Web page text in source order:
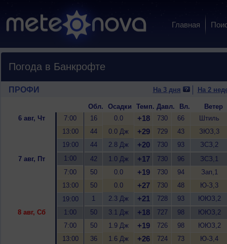
Главная
Погода в Банкрофте
ПРОФИ На 3 дня На 2
Обл. Осадки Темп. Давл. Вл.
Ветер
6 авг, Чт
7:00 16 0.0 +18 730 66
Штиль
13:00
44 0.0 Дж +29 729 43
ЗЮЗ,3
19:00
44 2.8 Дж +20 730 93
ЗСЗ,2
7 авг, Пт
1:00 42 1.0 Дж +17 730 96
ЗСЗ,1
7:00
50 0.0 +19 730 94
Зап,1
13:00
50 0.0 +27 730 48
Ю-З,3
19:00
1 2.3 Дж +21 728 93
ЮЮЗ,2
8 авг, Сб
1:00 50 3.1 Дж +18 727 98
ЮЮЗ,2
7:00
50 1.9 Дж +19 726 98
ЮЮЗ,2
13:00
36 1.6 Дж +26 724 73
Ю-З,4